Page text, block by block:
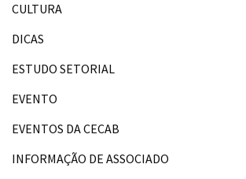
CULTURA
DICAS
ESTUDO SETORIAL
EVENTO
EVENTOS DA CECAB
INFORMAÇÃO DE ASSOCIADO